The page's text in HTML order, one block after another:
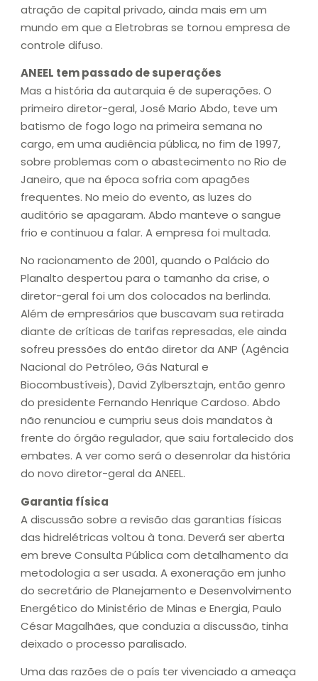
atração de capital privado, ainda mais em um
mundo em que a Eletrobras se tornou empresa de
controle difuso.
ANEEL tem passado de superações
Mas a história da autarquia é de superações. O
primeiro diretor-geral, José Mario Abdo, teve um
batismo de fogo logo na primeira semana no
cargo, em uma audiência pública, no fim de 1997,
sobre problemas com o abastecimento no Rio de
Janeiro, que na época sofria com apagões
frequentes. No meio do evento, as luzes do
auditório se apagaram. Abdo manteve o sangue
frio e continuou a falar. A empresa foi multada.
No racionamento de 2001, quando o Palácio do
Planalto despertou para o tamanho da crise, o
diretor-geral foi um dos colocados na berlinda.
Além de empresários que buscavam sua retirada
diante de críticas de tarifas represadas, ele ainda
sofreu pressões do então diretor da ANP (Agência
Nacional do Petróleo, Gás Natural e
Biocombustíveis), David Zylbersztajn, então genro
do presidente Fernando Henrique Cardoso. Abdo
não renunciou e cumpriu seus dois mandatos à
frente do órgão regulador, que saiu fortalecido dos
embates. A ver como será o desenrolar da história
do novo diretor-geral da ANEEL.
Garantia física
A discussão sobre a revisão das garantias físicas
das hidrelétricas voltou à tona. Deverá ser aberta
em breve Consulta Pública com detalhamento da
metodologia a ser usada. A exoneração em junho
do secretário de Planejamento e Desenvolvimento
Energético do Ministério de Minas e Energia, Paulo
César Magalhães, que conduzia a discussão, tinha
deixado o processo paralisado.
Uma das razões de o país ter vivenciado a ameaça